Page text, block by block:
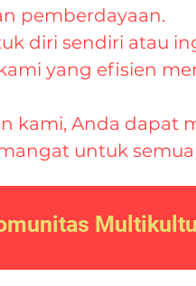
pemberdayaan.
diri sendiri atau
yang efisien
kami, Anda
untuk